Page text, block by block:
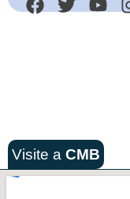
Visite a CMB